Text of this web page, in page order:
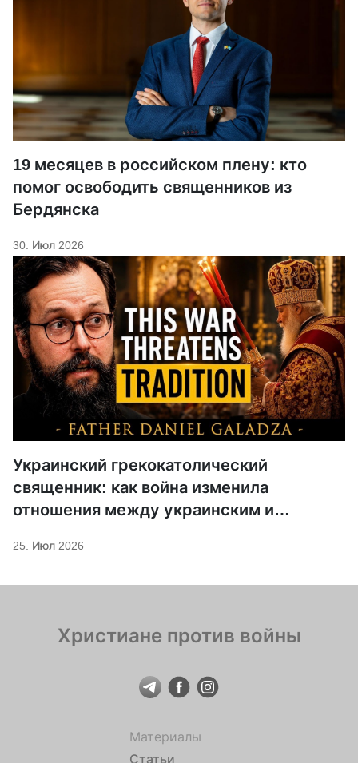
19 месяцев в российском плену: кто
помог освободить священников из
Бердянска
30. Июл 2026
Украинский грекокатолический
священник: как война изменила
отношения между украинским и
25. Июл 2026
Христиане против войны
Материалы
Статьи